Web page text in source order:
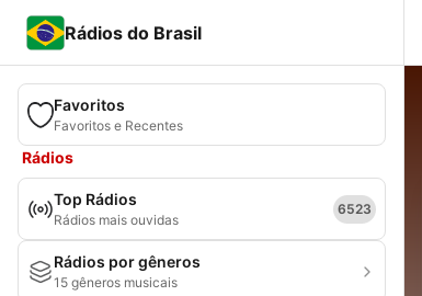
Rádios do Brasil
Favoritos
Favoritos e Recentes
Rádios
Top Rádios
Rádios mais ouvidas
6523
Rádios por gêneros
15 gêneros musicais